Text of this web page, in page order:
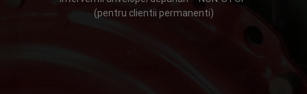
(pentru clientii permanenti)